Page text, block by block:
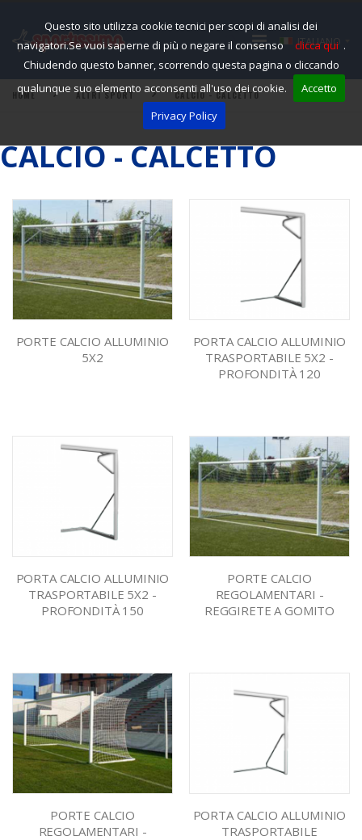
Questo sito utilizza cookie tecnici per scopi di analisi dei
navigatori.Se vuoi saperne di più o negare il consenso
clicca qui .
Chiudendo questo banner, scorrendo questa pagina o cliccando
qualunque suo elemento acconsenti all'uso dei cookie.
Accetto
Privacy Policy
ITALIANO
HOME ALTRI SPORT CALCIO - CALCETTO
CALCIO - CALCETTO
PORTE CALCIO ALLUMINIO
5X2
PORTA CALCIO ALLUMINIO
TRASPORTABILE 5X2 -
PROFONDITÀ 120
PORTA CALCIO ALLUMINIO
TRASPORTABILE 5X2 -
PROFONDITÀ 150
PORTE CALCIO
REGOLAMENTARI -
REGGIRETE A GOMITO
PORTE CALCIO
REGOLAMENTARI -
PORTA CALCIO ALLUMINIO
TRASPORTABILE